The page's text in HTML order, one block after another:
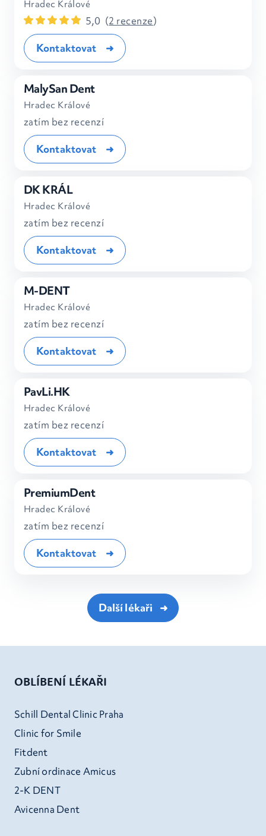
Hradec Králové
5,0 (2 recenze)
Kontaktovat
MalySan Dent
Hradec Králové
zatím bez recenzí
Kontaktovat
DK KRÁL
Hradec Králové
zatím bez recenzí
Kontaktovat
M-DENT
Hradec Králové
zatím bez recenzí
Kontaktovat
PavLi.HK
Hradec Králové
zatím bez recenzí
Kontaktovat
PremiumDent
Hradec Králové
zatím bez recenzí
Kontaktovat
Další lékaři
OBLÍBENÍ LÉKAŘI
Schill Dental Clinic Praha
Clinic for Smile
Fitdent
Zubní ordinace Amicus
2-K DENT
Avicenna Dent